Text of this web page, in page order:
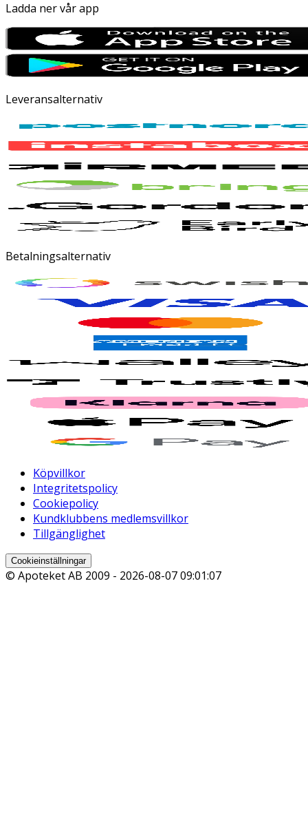
Ladda ner vår app
Leveransalternativ
Betalningsalternativ
Köpvillkor
Integritetspolicy
Cookiepolicy
Kundklubbens medlemsvillkor
Tillgänglighet
Cookieinställningar
© Apoteket AB 2009 - 2026-08-07 09:01:07